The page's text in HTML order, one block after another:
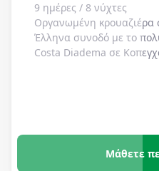
9 ημέρες / 8 νύχτες
Οργανωμένη κρουαζιέρα
Έλληνα συνοδό με το
Costa Diadema σε
Μάθετε